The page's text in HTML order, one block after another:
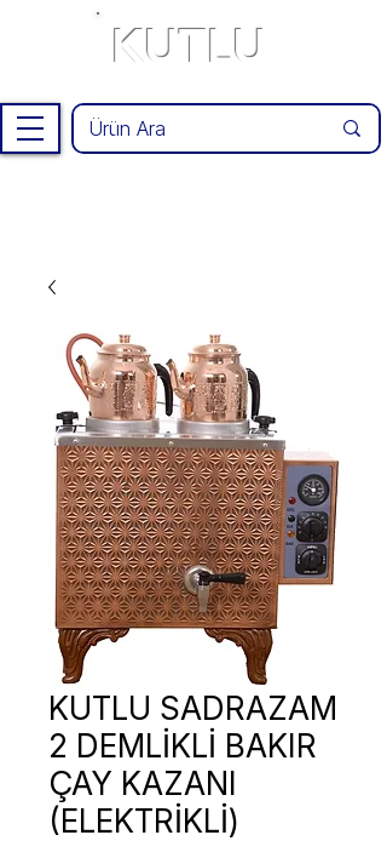
KUTLU
KUTLU SADRAZAM
2 DEMLİKLİ BAKIR
ÇAY KAZANI
(ELEKTRİKLİ)